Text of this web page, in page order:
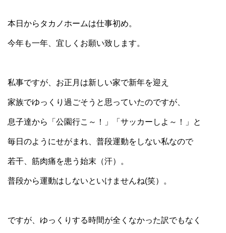
本日からタカノホームは仕事初め。
今年も一年、宜しくお願い致します。
私事ですが、お正月は新しい家で新年を迎え
家族でゆっくり過ごそうと思っていたのですが、
息子達から「公園行こ～！」「サッカーしよ～！」と
毎日のようにせがまれ、普段運動をしない私なので
若干、筋肉痛を患う始末（汗）。
普段から運動はしないといけませんね(笑）。
ですが、ゆっくりする時間が全くなかった訳でもなく